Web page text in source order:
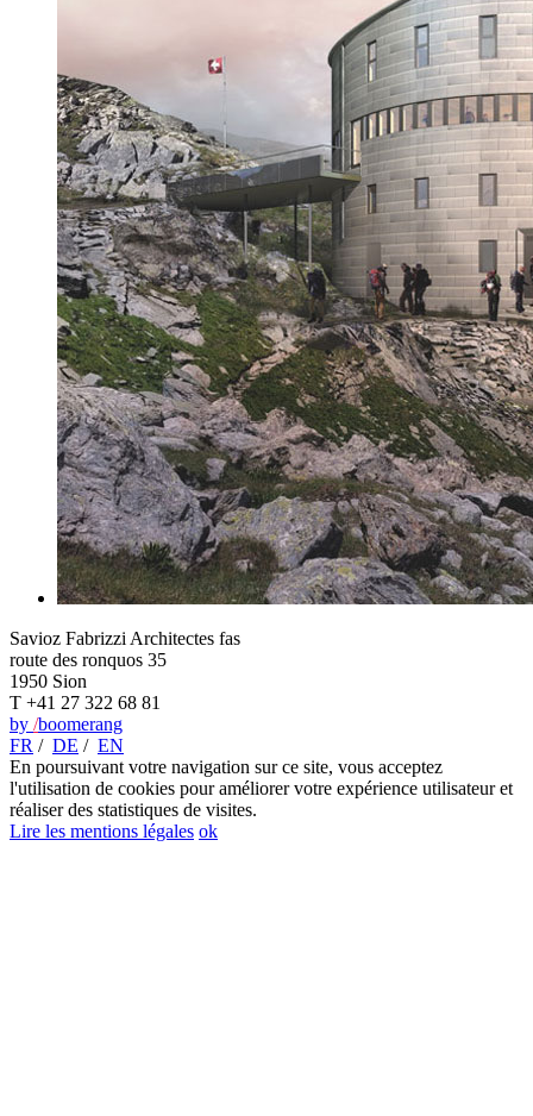
Savioz Fabrizzi Architectes fas
route des ronquos 35
1950 Sion
T +41 27 322 68 81
by /boomerang
FR / DE / EN
En poursuivant votre navigation sur ce site, vous acceptez
l'utilisation de cookies pour améliorer votre expérience utilisateur et
réaliser des statistiques de visites.
Lire les mentions légales ok